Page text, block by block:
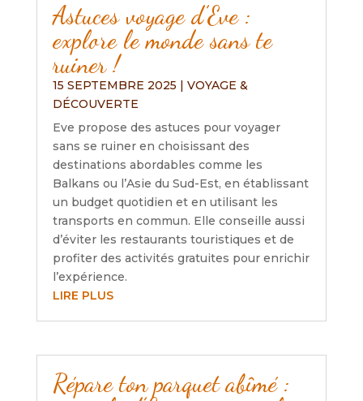
Astuces voyage d’Eve :
explore le monde sans te
ruiner !
15 SEPTEMBRE 2025 | VOYAGE &
DÉCOUVERTE
Eve propose des astuces pour voyager
sans se ruiner en choisissant des
destinations abordables comme les
Balkans ou l’Asie du Sud-Est, en établissant
un budget quotidien et en utilisant les
transports en commun. Elle conseille aussi
d’éviter les restaurants touristiques et de
profiter des activités gratuites pour enrichir
l’expérience.
LIRE PLUS
Répare ton parquet abîmé :